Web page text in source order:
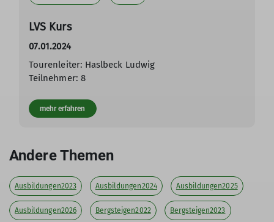
LVS Kurs
07.01.2024
Tourenleiter: Haslbeck Ludwig
Teilnehmer: 8
mehr erfahren
Andere Themen
Ausbildungen2023 Ausbildungen2024 Ausbildungen2025
Ausbildungen2026 Bergsteigen2022 Bergsteigen2023